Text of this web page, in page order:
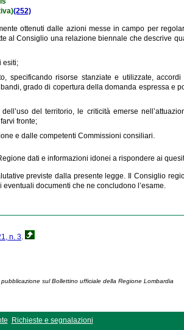
(252)
ottenuti dalle azioni messe in campo per
al Consiglio una relazione biennale che descrive
esiti;
specificando risorse stanziate e utilizzate, accordi
grado di copertura della domanda espressa e
del territorio, le criticità emerse
fronte;
e dalle competenti Commissioni consiliari.
dati e informazioni idonei a rispondere ai
previste dalla presente legge. Il Consiglio
documenti che ne concludono l’esame.
n. 3.
sul Bollettino ufficiale della Regione Lombardia
Richieste e segnalazioni